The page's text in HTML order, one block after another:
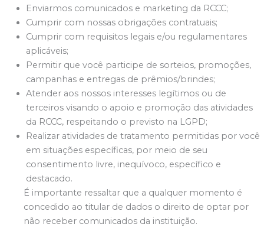
Enviarmos comunicados e marketing da RCCC;
Cumprir com nossas obrigações contratuais;
Cumprir com requisitos legais e/ou regulamentares
aplicáveis;
Permitir que você participe de sorteios, promoções,
campanhas e entregas de prêmios/brindes;
Atender aos nossos interesses legítimos ou de
terceiros visando o apoio e promoção das atividades
da RCCC, respeitando o previsto na LGPD;
Realizar atividades de tratamento permitidas por você
em situações específicas, por meio de seu
consentimento livre, inequívoco, específico e
destacado.
É importante ressaltar que a qualquer momento é
concedido ao titular de dados o direito de optar por
não receber comunicados da instituição.